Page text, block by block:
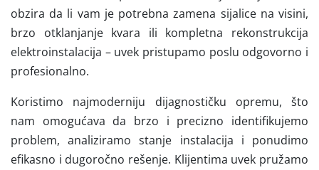
obzira da li vam je potrebna zamena sijalice na visini,
brzo otklanjanje kvara ili kompletna rekonstrukcija
elektroinstalacija – uvek pristupamo poslu odgovorno i
profesionalno.
Koristimo
najmoderniju dijagnostičku opremu, što
nam omogućava da brzo i precizno identifikujemo
problem, analiziramo stanje instalacija i ponudimo
efikasno i dugoročno rešenje. Klijentima uvek pružamo